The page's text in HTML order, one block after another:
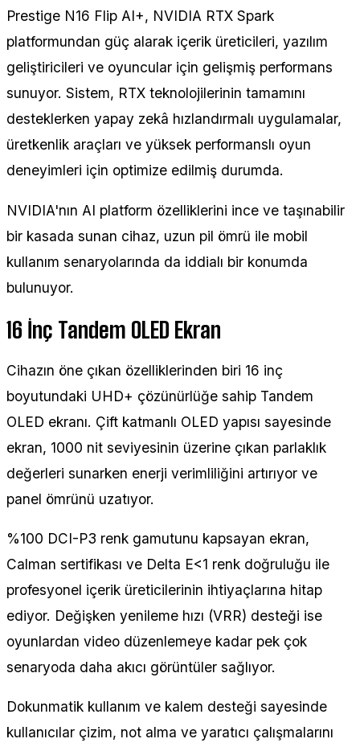
Prestige N16 Flip AI+, NVIDIA RTX Spark
platformundan güç alarak içerik üreticileri, yazılım
geliştiricileri ve oyuncular için gelişmiş performans
sunuyor. Sistem, RTX teknolojilerinin tamamını
desteklerken yapay zekâ hızlandırmalı uygulamalar,
üretkenlik araçları ve yüksek performanslı oyun
deneyimleri için optimize edilmiş durumda.
NVIDIA'nın AI platform özelliklerini ince ve taşınabilir
bir kasada sunan cihaz, uzun pil ömrü ile mobil
kullanım senaryolarında da iddialı bir konumda
bulunuyor.
16 İnç Tandem OLED Ekran
Cihazın öne çıkan özelliklerinden biri 16 inç
boyutundaki UHD+ çözünürlüğe sahip Tandem
OLED ekranı. Çift katmanlı OLED yapısı sayesinde
ekran, 1000 nit seviyesinin üzerine çıkan parlaklık
değerleri sunarken enerji verimliliğini artırıyor ve
panel ömrünü uzatıyor.
%100 DCI-P3 renk gamutunu kapsayan ekran,
Calman sertifikası ve Delta E<1 renk doğruluğu ile
profesyonel içerik üreticilerinin ihtiyaçlarına hitap
ediyor. Değişken yenileme hızı (VRR) desteği ise
oyunlardan video düzenlemeye kadar pek çok
senaryoda daha akıcı görüntüler sağlıyor.
Dokunmatik kullanım ve kalem desteği sayesinde
kullanıcılar çizim, not alma ve yaratıcı çalışmalarını